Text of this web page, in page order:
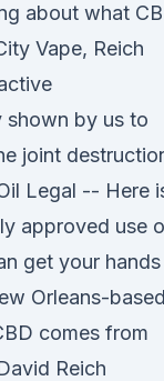
about what
Vape, Reich
shown by us to
joint
Legal -- Here
approved use
get your hands
Orleans-based
comes from
Reich